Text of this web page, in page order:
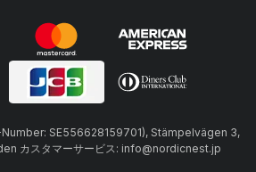
SE556628159701), Stämpelvägen 3,
カスタマーサービス: info@nordicnest.jp